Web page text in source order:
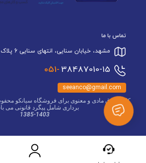
تماس با ما
مشهد، خیابان سنایی، انتهای سنایی 6 پلاک 34 واحد 3
051- 38487010-15
seeanco@gmail.com
کلیه حقوق مادی و معنوی برای فروشگاه سیانکو
برداری شامل پیگرد قانونی می
1385-1403